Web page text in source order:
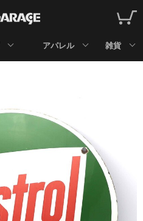
アパレル 雑貨